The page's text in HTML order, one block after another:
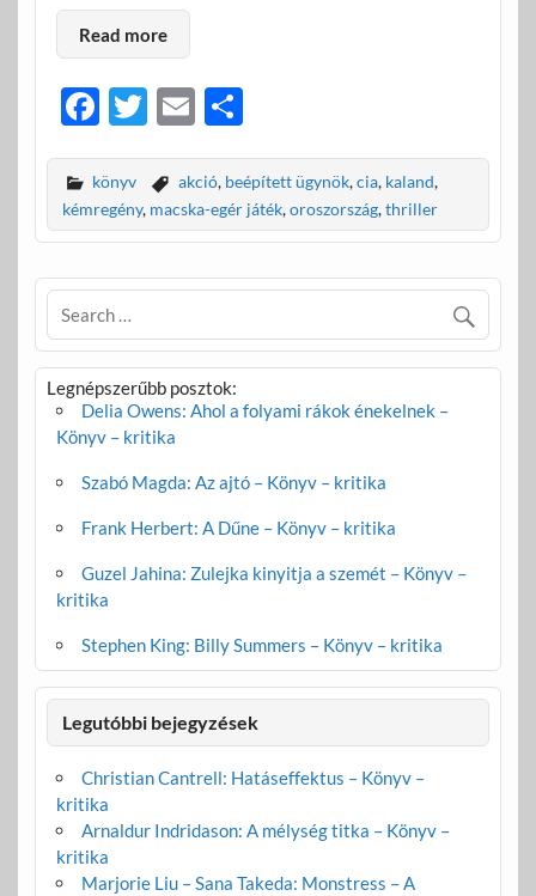
Read more
F
e
b
o
o
k
T
itt
er
E
ail
O
za
m
e
g
könyv akció, beépített ügynök,cia, kaland,
kémregény, macska-egér játék,oroszország,thriller
Legnépszerűbb posztok:
Delia Owens: Ahol a folyami rákok énekelnek –
Könyv – kritika
Szabó Magda: Az ajtó – Könyv – kritika
Frank Herbert: A Dűne – Könyv – kritika
Guzel Jahina: Zulejka kinyitja a szemét – Könyv –
kritika
Stephen King: Billy Summers – Könyv – kritika
Legutóbbi bejegyzések
Christian Cantrell: Hatáseffektus – Könyv –
kritika
Arnaldur Indridason: A mélység titka – Könyv –
kritika
Marjorie Liu – Sana Takeda: Monstress – A